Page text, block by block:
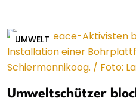
UMWELT
Umweltschützer